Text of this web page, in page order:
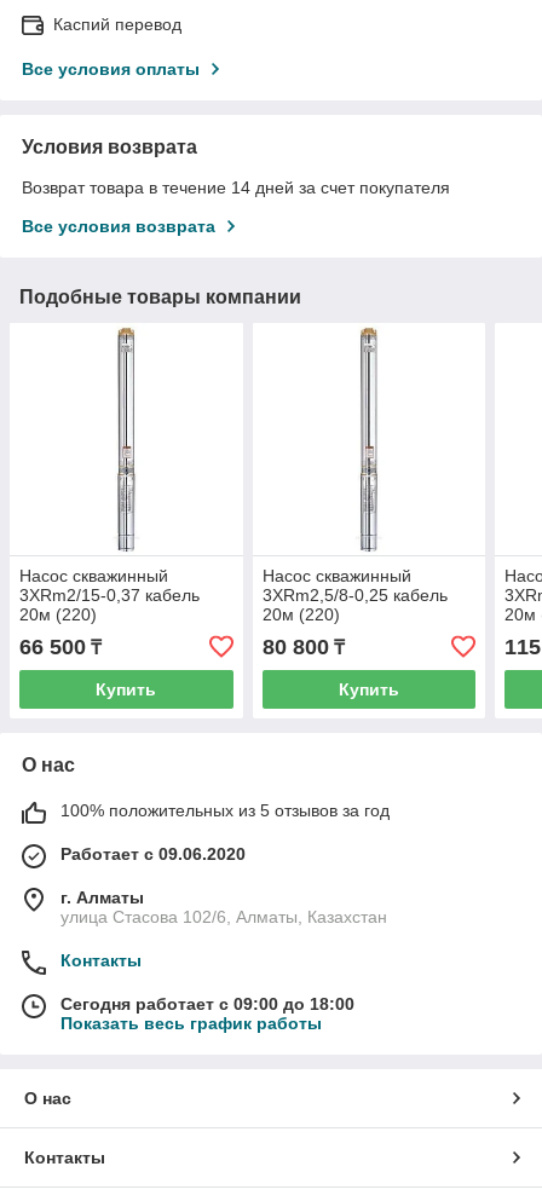
Каспий перевод
Все условия оплаты
Условия возврата
Возврат товара в течение 14 дней за счет покупателя
Все условия возврата
Подобные товары компании
Насос скважинный
3XRm2/15-0,37 кабель
20м (220)
66 500 ₸
Купить
Насос скважинный
3XRm2,5/8-0,25 кабель
20м (220)
80 800₸
Купить
20м
О нас
100% положительных из 5 отзывов за год
Работает с 09.06.2020
г. Алматы
улица Стасова 102/6, Алматы, Казахстан
Контакты
Сегодня работает с 09:00 до 18:00
Показать весь график работы
О нас
Контакты